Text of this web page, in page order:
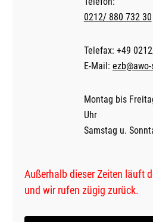
0212/ 880 732 30
Telefax: +49
E-Mail:
Montag bis
Uhr
Samstag u.
Außerhalb dieser Zeiten läuft
und wir rufen zügig zurück.